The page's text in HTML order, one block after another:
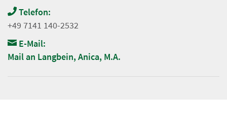
Telefon:
+49 7141 140-2532
E-Mail:
Mail an Langbein, Anica, M.A.